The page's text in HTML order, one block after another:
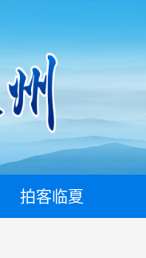
拍客临夏